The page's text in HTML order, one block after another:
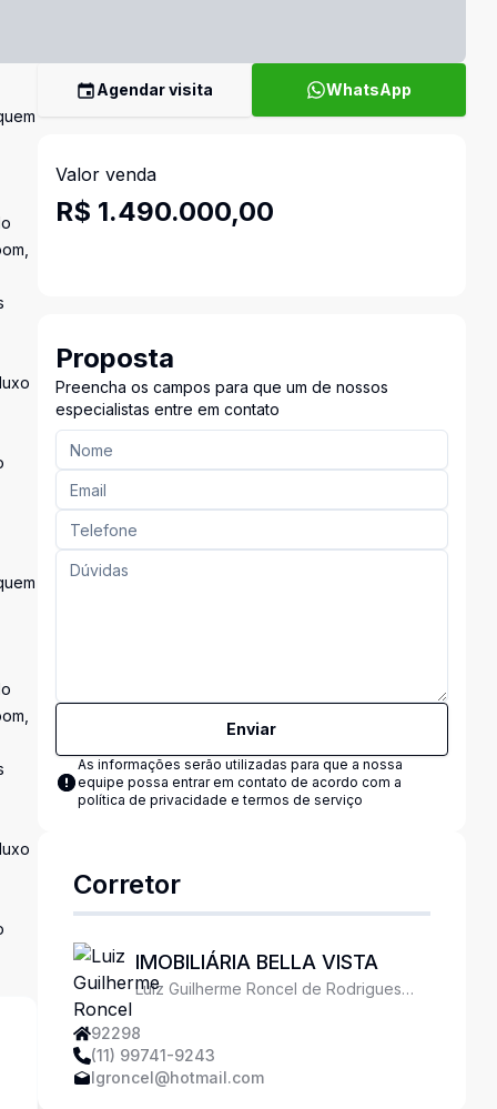
Agendar visita WhatsApp
Valor venda
R$ 1.490.000,00
Proposta
Preencha os campos para que um de nossos
especialistas entre em contato
Enviar
As informações serão utilizadas para que a nossa
equipe possa entrar em contato de acordo com a
política de privacidade e termos de serviço
Corretor
IMOBILIÁRIA BELLA VISTA
Luiz Guilherme Roncel de Rodrigues
92298
(11) 99741-9243
lgroncel@hotmail.com